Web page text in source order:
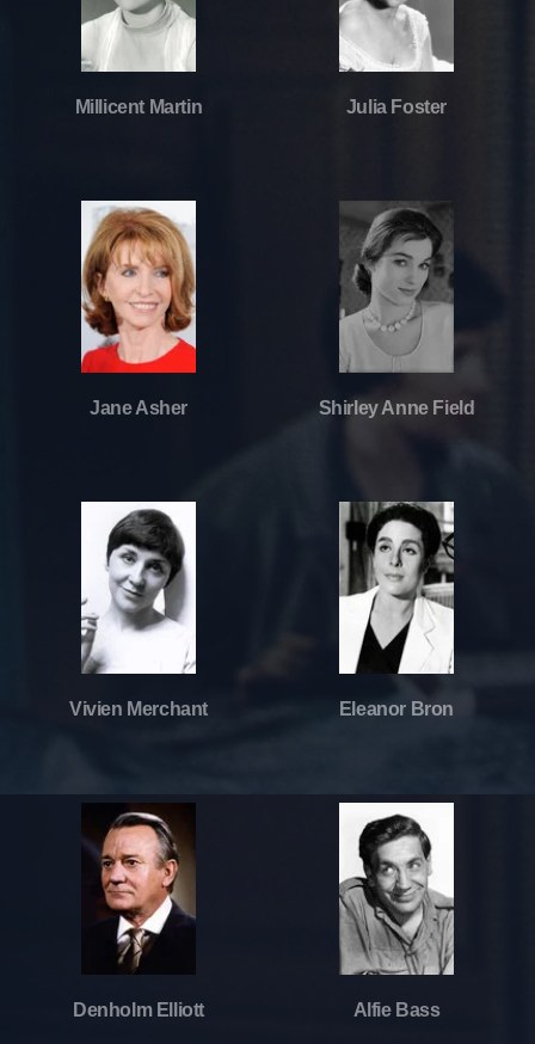
Millicent Martin Julia Foster
Jane Asher Shirley Anne Field
Vivien Merchant Eleanor Bron
Denholm Elliott Alfie Bass